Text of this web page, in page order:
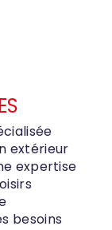
extérieur
expertise
besoins